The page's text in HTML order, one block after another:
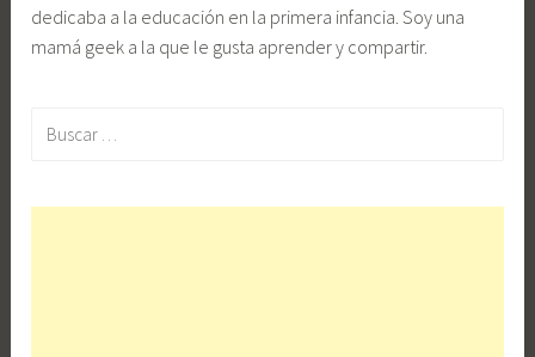
dedicaba a la educación en la primera infancia. Soy una
mamá geek a la que le gusta aprender y compartir.